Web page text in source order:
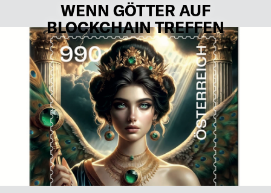
WENN GÖTTER AUF
BLOCKCHAIN TREFFEN